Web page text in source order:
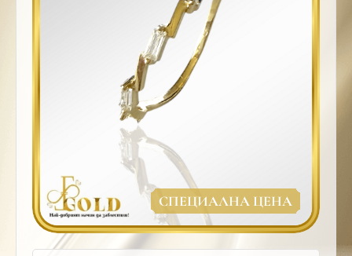
СПЕЦИАЛНА ЦЕНА